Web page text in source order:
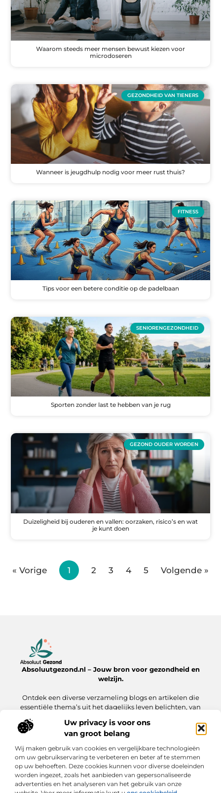
Uw privacy is voor ons
van groot belang
Wij maken gebruik van cookies en vergelijkbare technologieën
om uw gebruikservaring te verbeteren en beter af te stemmen
op uw behoeften. Deze cookies kunnen voor diverse doeleinden
worden ingezet, zoals het aanbieden van gepersonaliseerde
advertenties en het analyseren van het gebruik van onze
Waarom steeds meer mensen bewust kiezen voor
microdoseren
GEZONDHEID VAN TIENERS
Wanneer is jeugdhulp nodig voor meer rust thuis?
FITNESS
Tips voor een betere conditie op de padelbaan
SENIORENGEZONDHEID
Sporten zonder last te hebben van je rug
GEZOND OUDER WORDEN
Duizeligheid bij ouderen en vallen: oorzaken, risico’s en wat
je kunt doen
« Vorige 1 2 3 4 5 Volgende »
Absoluutgezond.nl – Jouw bron voor gezondheid en
welzijn.
Ontdek een diverse verzameling blogs en artikelen die
essentiële thema’s uit het dagelijks leven belichten, van
Bericht categorie